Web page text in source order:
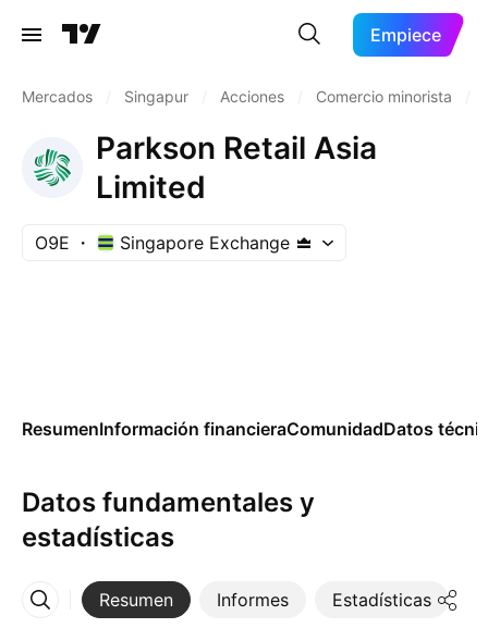
Empiece
Mercados Singapur Acciones Comercio minorista
Parkson Retail Asia
Limited
O9E Singapore Exchange
ResumenInformación financieraComunidadDatos
Datos fundamentales y
estadísticas
Resumen Informes Estadísticas
Más